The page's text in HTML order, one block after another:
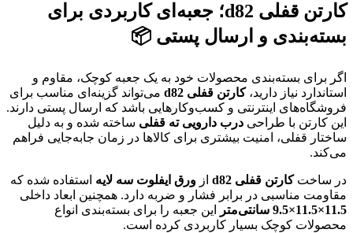
کارتن قفلی d82؛ جعبه‌ای کاربردی برای
بسته‌بندی و ارسال پستی 📦
اگر برای بسته‌بندی محصولات خود به یک جعبه کوچک، مقاوم و
استاندارد نیاز دارید،کارتن قفلی d82
می‌تواند گزینه‌ای مناسب برای
فروشگاه‌های اینترنتی و کسب‌وکارهایی باشد که ارسال پستی دارند.
این کارتن با طراحی درب دارویی ته قفلی ساخته شده و به دلیل
ساختار قفلی، امنیت بیشتری برای کالاها در زمان جابه‌جایی فراهم
می‌کند.
در ساختکارتن قفلی d82 از ورق ایفلوت سه لایه استفاده شده که
مقاومت مناسبی در برابر فشار و ضربه دارد. همچنین ابعاد داخلی
11.5×11.5×9.5 سانتی‌متر
این جعبه را برای بسته‌بندی انواع
محصولات کوچک بسیار کاربردی کرده است.